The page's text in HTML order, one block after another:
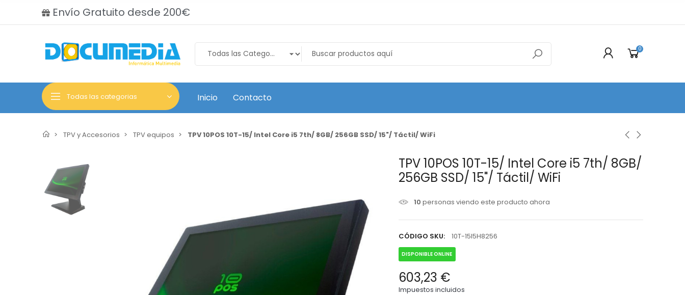
Envío Gratuito desde 200€
0
Todas las categorias Inicio Contacto
TPV y Accesorios TPV equipos TPV 10POS 10T-15/ Intel Core i5 7th/ 8GB/ 256GB SSD/ 15"/ Táctil/ WiFi
TPV 10POS 10T-15/ Intel Core i5 7th/ 8GB/
256GB SSD/ 15"/ Táctil/ WiFi
10 personas viendo este producto ahora
CÓDIGO SKU: 10T-15I5H8256
DISPONIBLE ONLINE
603,23 €
Impuestos incluidos